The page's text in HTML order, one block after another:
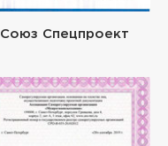
Союз Спецпроект